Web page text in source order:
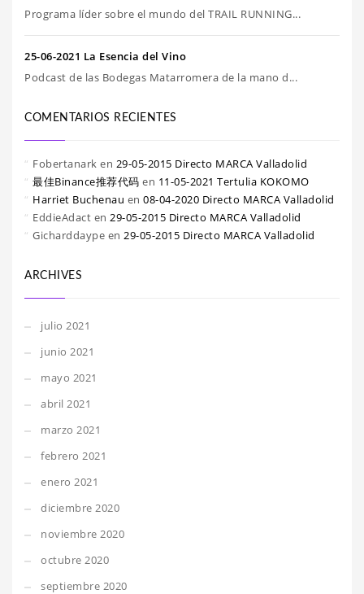
Programa líder sobre el mundo del TRAIL RUNNING...
25-06-2021 La Esencia del Vino
Podcast de las Bodegas Matarromera de la mano d...
COMENTARIOS RECIENTES
Fobertanark en 29-05-2015 Directo MARCA Valladolid
最佳Binance推荐代码 en 11-05-2021 Tertulia KOKOMO
Harriet Buchenau en 08-04-2020 Directo MARCA Valladolid
EddieAdact en 29-05-2015 Directo MARCA Valladolid
Gicharddaype en 29-05-2015 Directo MARCA Valladolid
ARCHIVES
julio 2021
junio 2021
mayo 2021
abril 2021
marzo 2021
febrero 2021
enero 2021
diciembre 2020
noviembre 2020
octubre 2020
septiembre 2020